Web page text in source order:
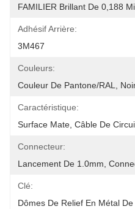
FAMILIER Brillant De 0,188
Adhésif Arrière:
3M467
Couleurs:
Couleur De Pantone/RAL,
Caractéristique:
Surface Mate, Câble De
Connecteur:
Lancement De 1.0mm,
Clé:
Dômes De Relief En Métal De